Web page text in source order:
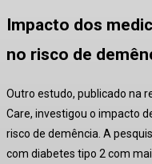
Impacto dos
no risco de
Outro estudo, publicado na
Care, investigou o impacto
risco de demência. A
com diabetes tipo 2 com